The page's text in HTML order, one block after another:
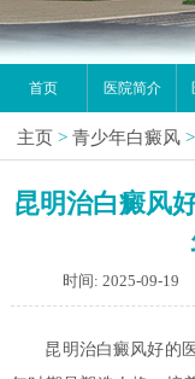
首页 医院简介
主页 > 青少年白癜风 >
昆明治白癜风
时间: 2025-09-19
昆明治白癜风好的医